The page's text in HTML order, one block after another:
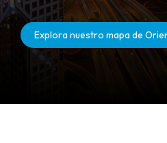
Explora nuestro mapa de